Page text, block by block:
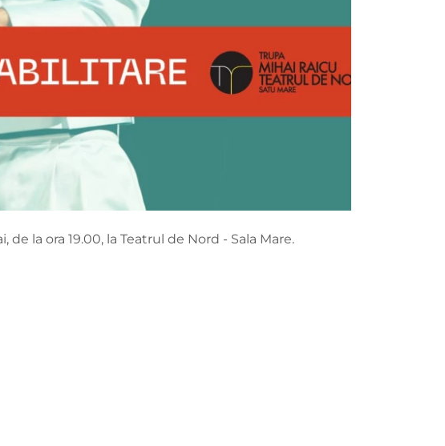
de la ora 19.00, la Teatrul de Nord - Sala Mare.